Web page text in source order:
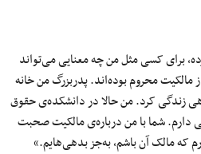
برای کسی مثل من چه معنایی می‌تواند
مالکیت محروم بوده‌اند. پدربزرگ من خانه
زندگی کرد. من حالا در دانشکده‌ی حقوق
دارم. شما با من درباره‌ی مالکیت صحبت
که مالک آن باشم، به‌جز بدهی‌هایم.»